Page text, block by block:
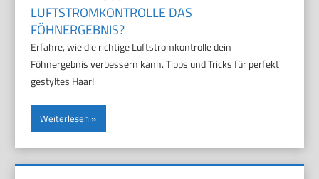
LUFTSTROMKONTROLLE DAS
FÖHNERGEBNIS?
Erfahre, wie die richtige Luftstromkontrolle dein
Föhnergebnis verbessern kann. Tipps und Tricks für perfekt
gestyltes Haar!
Weiterlesen